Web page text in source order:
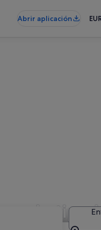
Abrir aplicación
de tipo